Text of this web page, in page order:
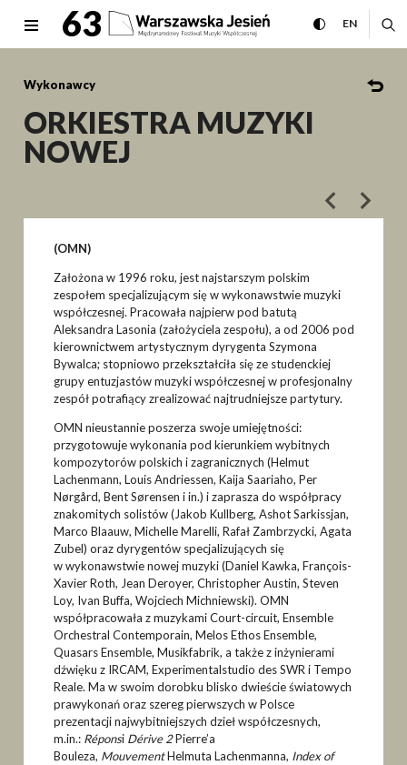
ORKIESTRA MUZYKI
rozwiń menu
63 przełącz
ENCHANGE
Wykonawcy
ORKIESTRA MUZYKI
NOWEJ
poprzedni
(OMN)
Założona w 1996 roku, jest najstarszym polskim
zespołem specjalizującym się w wykonawstwie muzyki
współczesnej. Pracowała najpierw pod batutą
Aleksandra Lasonia (założyciela zespołu), a od 2006 pod
kierownictwem artystycznym dyrygenta Szymona
Bywalca; stopniowo przekształciła się ze studenckiej
grupy entuzjastów muzyki współczesnej w profesjonalny
zespół potrafiący zrealizować najtrudniejsze partytury.
OMN nieustannie poszerza swoje umiejętności:
przygotowuje wykonania pod kierunkiem wybitnych
kompozytorów polskich i zagranicznych (Helmut
Lachenmann, Louis Andriessen, Kaija Saariaho, Per
Nørgård, Bent Sørensen i in.) i zaprasza do współpracy
znakomitych solistów (Jakob Kullberg, Ashot Sarkissjan,
Marco Blaauw, Michelle Marelli, Rafał Zambrzycki, Agata
Zubel) oraz dyrygentów specjalizujących się
w wykonawstwie nowej muzyki (Daniel Kawka, François-
Xavier Roth, Jean Deroyer, Christopher Austin, Steven
Loy, Ivan Buffa, Wojciech Michniewski). OMN
współpracowała z muzykami Court-circuit, Ensemble
Orchestral Contemporain, Melos Ethos Ensemble,
Quasars Ensemble, Musikfabrik, a także z inżynierami
dźwięku z IRCAM, Experimentalstudio des SWR i Tempo
Reale. Ma w swoim dorobku blisko dwieście światowych
prawykonań oraz szereg pierwszych w Polsce
prezentacji najwybitniejszych dzieł współczesnych,
m.in.: Réponsi Dérive 2Pierre’a
Bouleza, MouvementHelmuta Lachenmanna, Index of